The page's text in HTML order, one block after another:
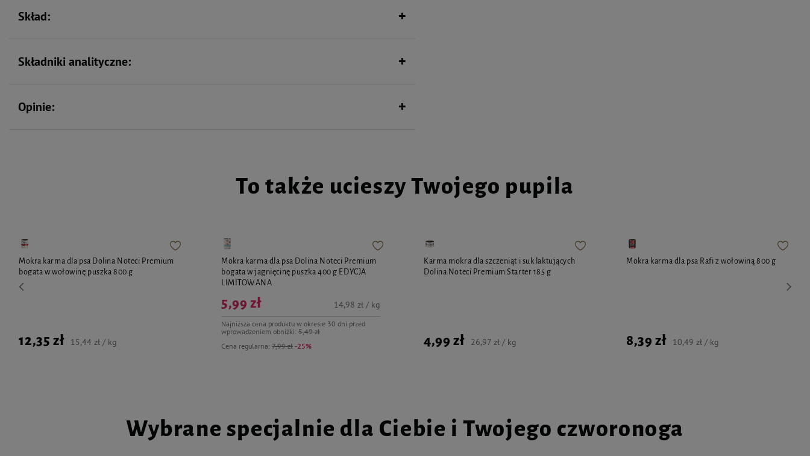
Skład:
Składniki analityczne:
Opinie:
To także ucieszy Twojego pupila
Mokra karma dla psa Dolina Noteci Premium
bogata w wołowinę puszka 800 g
12,35 zł 15,44 zł / kg
Mokra karma dla psa Dolina Noteci Premium
bogata w jagnięcinę puszka 400 g EDYCJA
LIMITOWANA
Cena regularna: 7,99 zł -25%
5,99 zł
Najniższa cena produktu w okresie 30 dni przed
wprowadzeniem obniżki: 5,49 zł
14,98 zł / kg
Karma mokra dla szczeniąt i suk laktujących
Dolina Noteci Premium Starter 185 g
4,99 zł 26,97 zł / kg
Mokra karma dla psa Rafi z wołowiną 800 g
8,39 zł 10,49 zł / kg
Wybrane specjalnie dla Ciebie i Twojego czworonoga